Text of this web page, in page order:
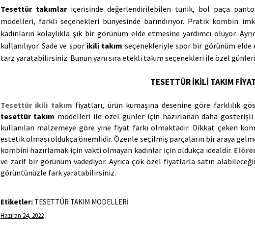
Tesettür takımlar içerisinde değerlendirilebilen tunik, bol paça
modelleri, farklı seçenekleri bünyesinde barındırıyor. Pratik kombin
kadınların kolaylıkla şık bir görünüm elde etmesine yardımcı oluyor.
kullanılıyor. Sade ve spor ikili takım seçenekleriyle spor bir görünüm elde
tarz yaratabilirsiniz. Bunun yanı sıra etekli takım seçenekleri ile özel
TESETTÜR İKİLİ TAKIM
Tesettür ikili takım
tesettür takım modelleri ile özel günler için hazırlanan daha
kullanılan malzemeye göre yine fiyat farkı olmaktadır. Dikkat çeken
estetik olması oldukça önemlidir. Özenle seçilmiş parçaların bir araya
kombini hazırlamak için vakti olmayan kadınlar için oldukça idealdir.
ve zarif bir görünüm vadediyor. Ayrıca çok özel fiyatlarla satın
görüntünüzle fark yaratabilirsiniz.
Etiketler:TESETTÜR TAKIM MODELLERİ
Haziran 24, 2022